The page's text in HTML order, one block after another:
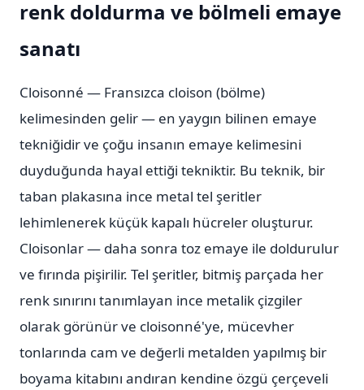
renk doldurma ve bölmeli emaye
sanatı
Cloisonné — Fransızca cloison (bölme)
kelimesinden gelir — en yaygın bilinen emaye
tekniğidir ve çoğu insanın emaye kelimesini
duyduğunda hayal ettiği tekniktir. Bu teknik, bir
taban plakasına ince metal tel şeritler
lehimlenerek küçük kapalı hücreler oluşturur.
Cloisonlar — daha sonra toz emaye ile doldurulur
ve fırında pişirilir. Tel şeritler, bitmiş parçada her
renk sınırını tanımlayan ince metalik çizgiler
olarak görünür ve cloisonné'ye, mücevher
tonlarında cam ve değerli metalden yapılmış bir
boyama kitabını andıran kendine özgü çerçeveli